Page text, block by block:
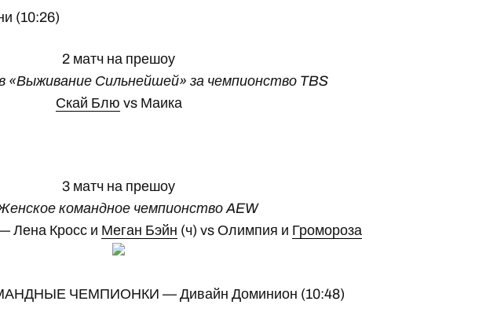
(10:26)
2 матч на прешоу
«Выживание Сильнейшей» за чемпионство TBS
Скай Блю vs Маика
3 матч на прешоу
командное чемпионство AEW
Лена Кросс и Меган Бэйн (ч) vs Олимпия и Громороза
ЧЕМПИОНКИ — Дивайн Доминион (10:48)